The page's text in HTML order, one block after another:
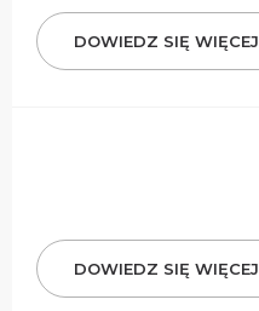
DOWIEDZ SIĘ WIĘCEJ
DOWIEDZ SIĘ WIĘCEJ